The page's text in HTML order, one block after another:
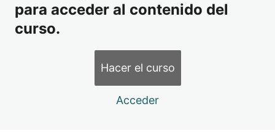
Lección 5 / Cortesía
Lección 6 / Maniobras
Lección 8 / Los aceites
para acceder al contenido del
curso.
Hacer el curso
Acceder